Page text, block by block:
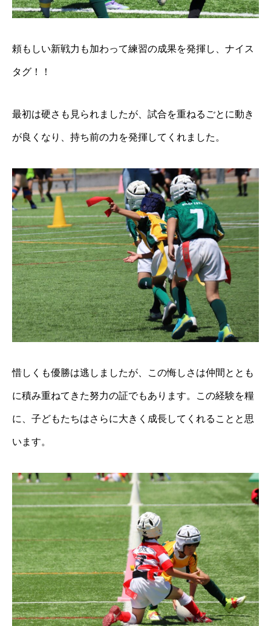
頼もしい新戦力も加わって練習の成果を発揮し、ナイス
タグ！！
最初は硬さも見られましたが、試合を重ねるごとに動き
が良くなり、持ち前の力を発揮してくれました。
惜しくも優勝は逃しましたが、この悔しさは仲間ととも
に積み重ねてきた努力の証でもあります。この経験を糧
に、子どもたちはさらに大きく成長してくれることと思
います。